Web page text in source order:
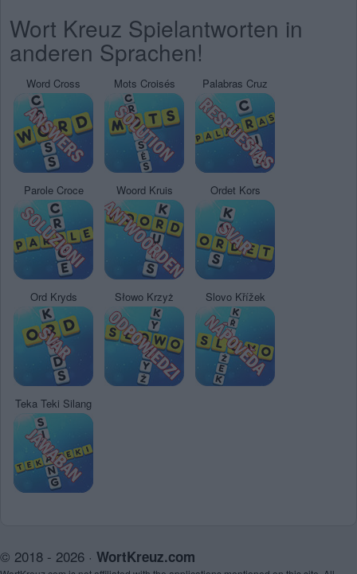
Wort Kreuz Spielantworten in
anderen Sprachen!
Word Cross Mots Croisés Palabras Cruz
Parole Croce Woord Kruis Ordet Kors
Ord Kryds Słowo Krzyż Slovo Křížek
Teka Teki Silang
© 2018 - 2026 · WortKreuz.com